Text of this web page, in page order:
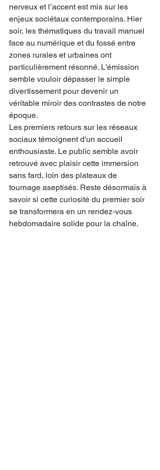
nerveux et l’accent est mis sur les
enjeux sociétaux contemporains. Hier
soir, les thématiques du travail manuel
face au numérique et du fossé entre
zones rurales et urbaines ont
particulièrement résonné. L'émission
semble vouloir dépasser le simple
divertissement pour devenir un
véritable miroir des contrastes de notre
époque.
Les premiers retours sur les réseaux
sociaux témoignent d'un accueil
enthousiaste. Le public semble avoir
retrouvé avec plaisir cette immersion
sans fard, loin des plateaux de
tournage aseptisés. Reste désormais à
savoir si cette curiosité du premier soir
se transformera en un rendez-vous
hebdomadaire solide pour la chaîne.